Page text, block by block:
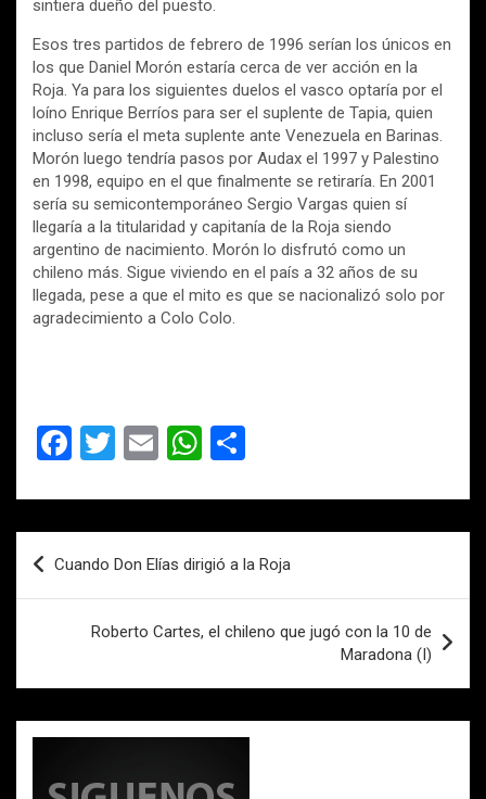
sintiera dueño del puesto.
Esos tres partidos de febrero de 1996 serían los únicos en
los que Daniel Morón estaría cerca de ver acción en la
Roja. Ya para los siguientes duelos el vasco optaría por el
loíno Enrique Berríos para ser el suplente de Tapia, quien
incluso sería el meta suplente ante Venezuela en Barinas.
Morón luego tendría pasos por Audax el 1997 y Palestino
en 1998, equipo en el que finalmente se retiraría. En 2001
sería su semicontemporáneo Sergio Vargas quien sí
llegaría a la titularidad y capitanía de la Roja siendo
argentino de nacimiento. Morón lo disfrutó como un
chileno más. Sigue viviendo en el país a 32 años de su
llegada, pese a que el mito es que se nacionalizó solo por
agradecimiento a Colo Colo.
F
ce
o
T
tt
er
E
ail
W
at
s
A
p
p
m
p
ar
tir
Navegación
de
entradas
Cuando Don Elías dirigió a la Roja
Roberto Cartes, el chileno que jugó con la 10 de
Maradona (I)